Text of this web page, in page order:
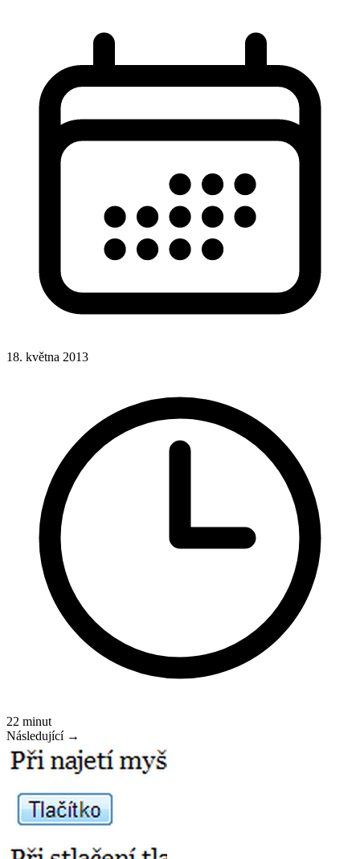
18. května 2013
22 minut
Následující →